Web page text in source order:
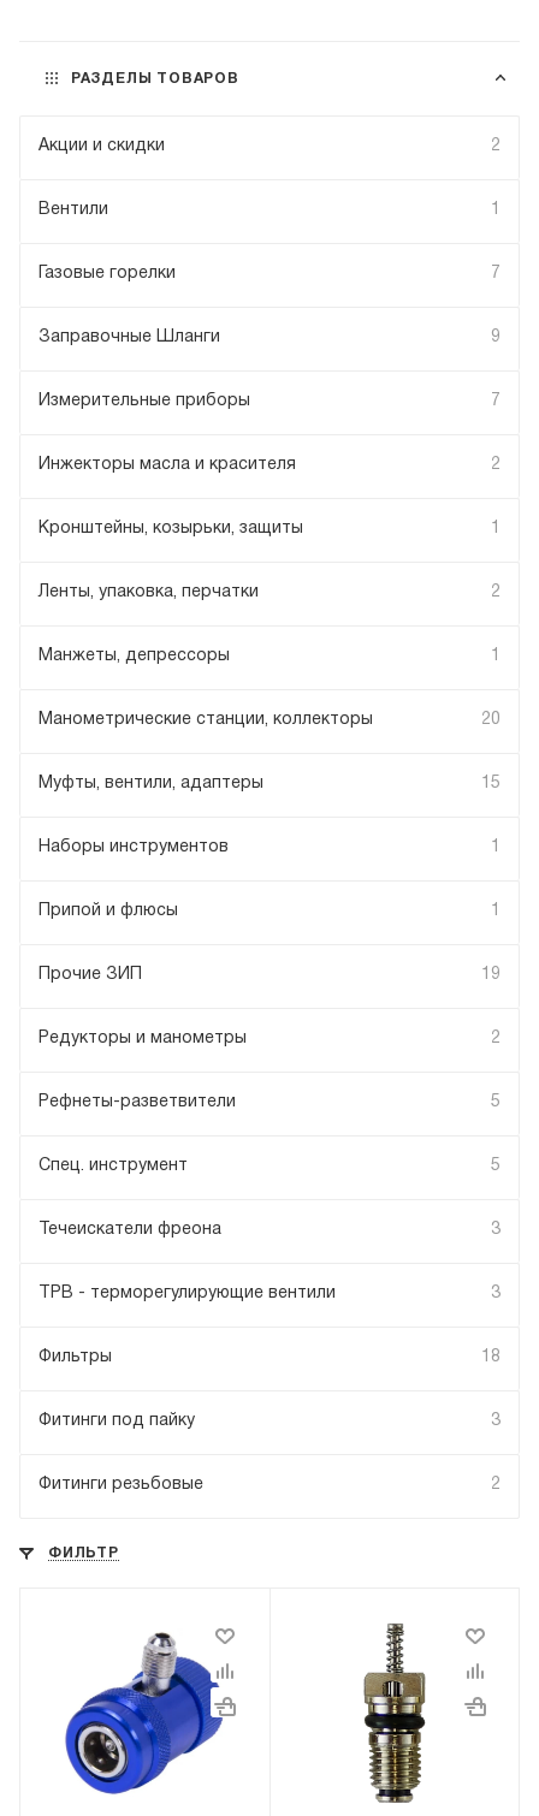
РАЗДЕЛЫ ТОВАРОВ
Акции и скидки 2
Вентили
Газовые горелки 7
Заправочные Шланги 9
Измерительные приборы 7
Инжекторы масла и красителя 2
Кронштейны, козырьки, защиты
Ленты, упаковка, перчатки 2
Манжеты, депрессоры
Манометрические станции, коллекторы 20
Муфты, вентили, адаптеры 15
Наборы инструментов
Припой и флюсы
Прочие ЗИП 19
Редукторы и манометры 2
Рефнеты-разветвители 5
Спец. инструмент 5
Течеискатели фреона 3
ТРВ - терморегулирующие вентили 3
Фильтры 18
Фитинги под пайку 3
Фитинги резьбовые 2
ФИЛЬТР